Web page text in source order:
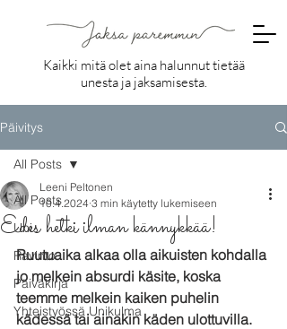
Kaikki mitä olet aina halunnut tietää
unesta ja jaksamisesta.
Päivitys
All Posts
Uni
Ravinto
Päiväkirja
Yhteistyössä Unikulma
All Posts
Edes hetki ilman kännykkää!
Leeni Peltonen
10.4.2024 3 min käytetty lukemiseen
Ruutuaika alkaa olla aikuisten kohdalla
jo melkein absurdi käsite, koska
teemme melkein kaiken puhelin
kädessä tai ainakin käden ulottuvilla.